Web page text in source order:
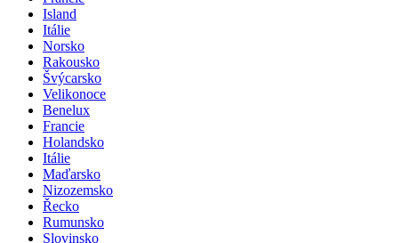
Island
Itálie
Norsko
Rakousko
Švýcarsko
Velikonoce
Benelux
Francie
Holandsko
Itálie
Maďarsko
Nizozemsko
Řecko
Rumunsko
Slovinsko